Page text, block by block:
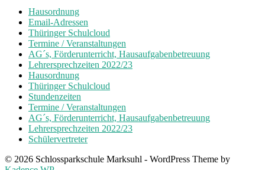
Hausordnung
Email-Adressen
Thüringer Schulcloud
Termine / Veranstaltungen
AG´s, Förderunterricht, Hausaufgabenbetreuung
Lehrersprechzeiten 2022/23
Hausordnung
Thüringer Schulcloud
Stundenzeiten
Termine / Veranstaltungen
AG´s, Förderunterricht, Hausaufgabenbetreuung
Lehrersprechzeiten 2022/23
Schülervertreter
© 2026 Schlossparkschule Marksuhl - WordPress Theme by